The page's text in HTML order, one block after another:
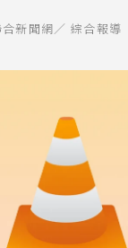
合新聞網／ 綜合報導